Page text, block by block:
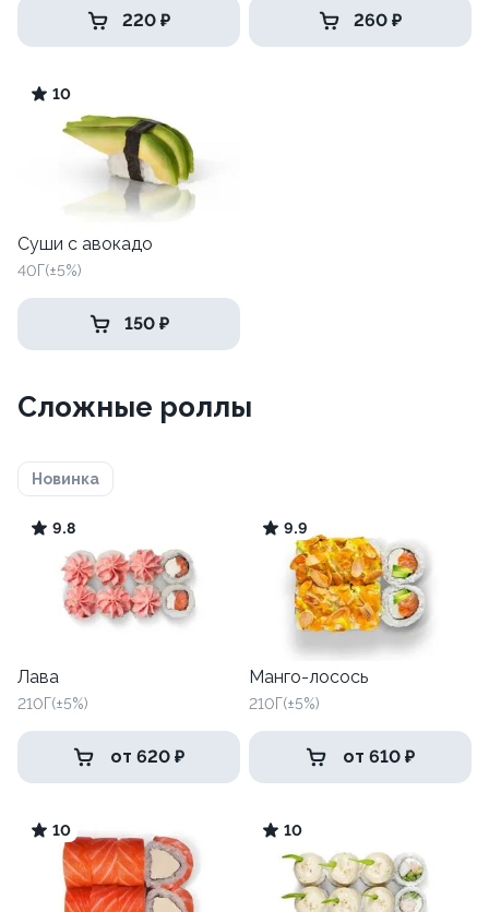
220 ₽ 260 ₽
10
Суши с авокадо
40Г(±5%)
150 ₽
Сложные роллы
Новинка
9.8
Лава
210Г(±5%)
от 620 ₽
9.9
Манго-лосось
210Г(±5%)
от 610 ₽
10 10